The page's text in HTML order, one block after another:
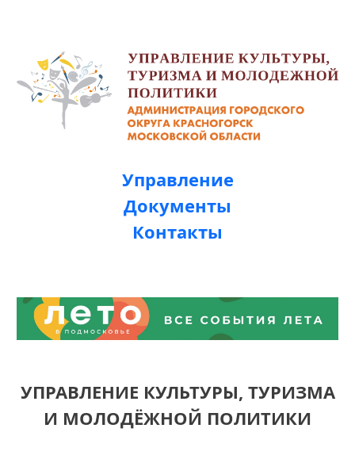
Управление
Документы
Контакты
УПРАВЛЕНИЕ КУЛЬТУРЫ, ТУРИЗМА
И МОЛОДЁЖНОЙ ПОЛИТИКИ